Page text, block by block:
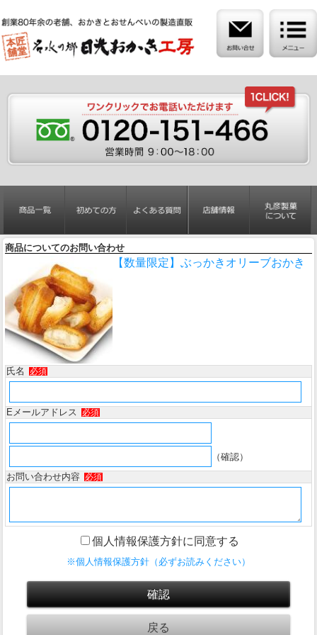
商品についてのお問い合わせ
【数量限定】ぶっかきオリーブおかき
氏名 必須
Eメールアドレス 必須
（確認）
お問い合わせ内容
必須
個人情報保護方針に同意する
※個人情報保護方針（必ずお読みください）